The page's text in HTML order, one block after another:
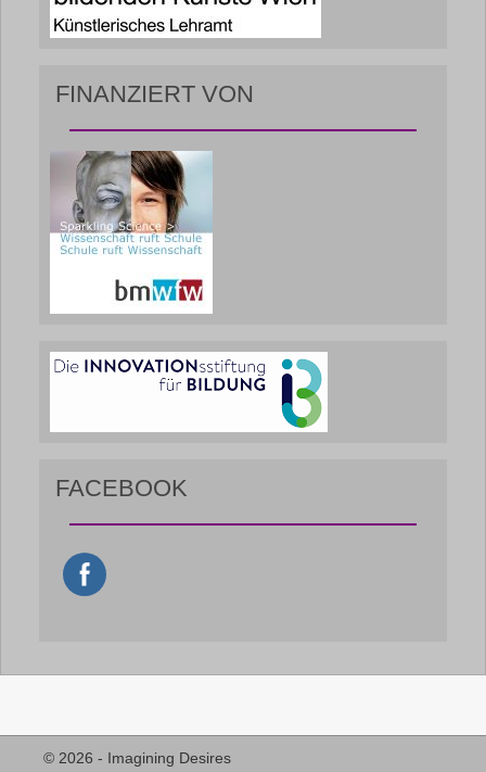
FINANZIERT VON
FACEBOOK
© 2026 - Imagining Desires